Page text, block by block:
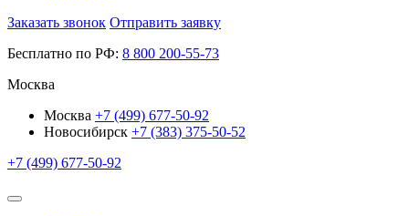
Заказать звонок Отправить заявку
Бесплатно по РФ: 8 800 200-55-73
Москва
Москва +7 (499) 677-50-92
Новосибирск +7 (383) 375-50-52
+7 (499) 677-50-92